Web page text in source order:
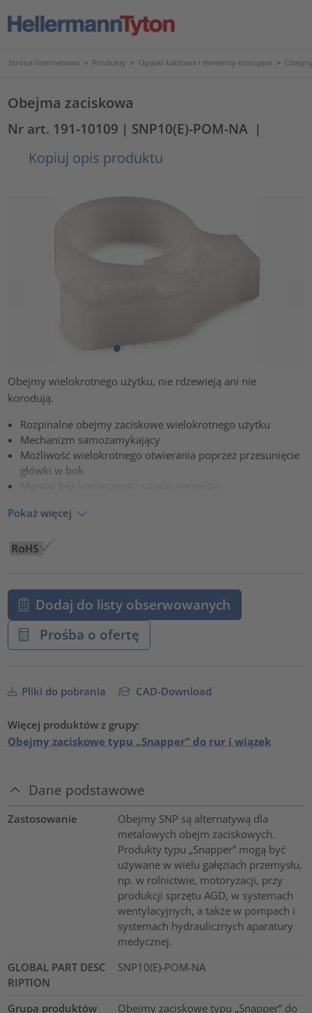
Strona internetowa > Produkty > Opaski kablowe i elementy mocujące >
Obejma zaciskowa
Nr art. 191-10109 | SNP10(E)-POM-NA |
Kopiuj opis produktu
Obejmy wielokrotnego użytku, nie rdzewieją ani nie
korodują.
Rozpinalne obejmy zaciskowe wielokrotnego użytku
Mechanizm samozamykający
Możliwość wielokrotnego otwierania poprzez przesunięcie
główki w bok
Pokaż więcej
Dodaj do listy obserwowanych
Prośba o ofertę
Pliki do pobrania CAD-Download
Więcej produktów z grupy:
Obejmy zaciskowe typu „Snapper” do rur i wiązek
Dane podstawowe
Zastosowanie
Obejmy SNP są alternatywą dla
metalowych obejm zaciskowych.
Produkty typu „Snapper” mogą być
używane w wielu gałęziach przemysłu,
np. w rolnictwie, motoryzacji, przy
produkcji sprzętu AGD, w systemach
wentylacyjnych, a także w pompach i
systemach hydraulicznych aparatury
medycznej.
GLOBAL PART DESC
RIPTION
SNP10(E)-POM-NA
Grupa produktów
Obejmy zaciskowe typu „Snapper” do